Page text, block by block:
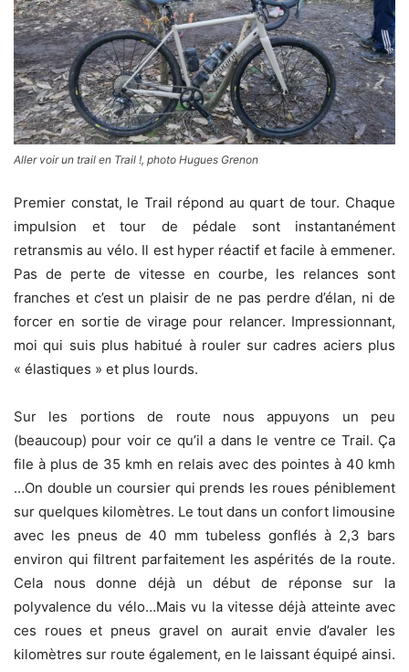
Aller voir un trail en Trail !, photo Hugues Grenon
Premier constat, le Trail répond au quart de tour. Chaque
impulsion et tour de pédale sont instantanément
retransmis au vélo. Il est hyper réactif et facile à emmener.
Pas de perte de vitesse en courbe, les relances sont
franches et c’est un plaisir de ne pas perdre d’élan, ni de
forcer en sortie de virage pour relancer. Impressionnant,
moi qui suis plus habitué à rouler sur cadres aciers plus
« élastiques » et plus lourds.
Sur les portions de route nous appuyons un peu
(beaucoup) pour voir ce qu’il a dans le ventre ce Trail. Ça
file à plus de 35 kmh en relais avec des pointes à 40 kmh
…On double un coursier qui prends les roues péniblement
sur quelques kilomètres. Le tout dans un confort limousine
avec les pneus de 40 mm tubeless gonflés à 2,3 bars
environ qui filtrent parfaitement les aspérités de la route.
Cela nous donne déjà un début de réponse sur la
polyvalence du vélo…Mais vu la vitesse déjà atteinte avec
ces roues et pneus gravel on aurait envie d’avaler les
kilomètres sur route également, en le laissant équipé ainsi.